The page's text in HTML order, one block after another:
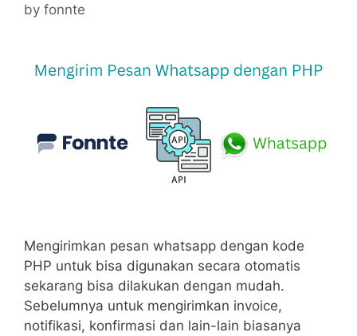
by fonnte
Mengirimkan pesan whatsapp dengan kode
PHP untuk bisa digunakan secara otomatis
sekarang bisa dilakukan dengan mudah.
Sebelumnya untuk mengirimkan invoice,
notifikasi, konfirmasi dan lain-lain biasanya